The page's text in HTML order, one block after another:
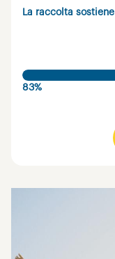
La raccolta sostiene
83%